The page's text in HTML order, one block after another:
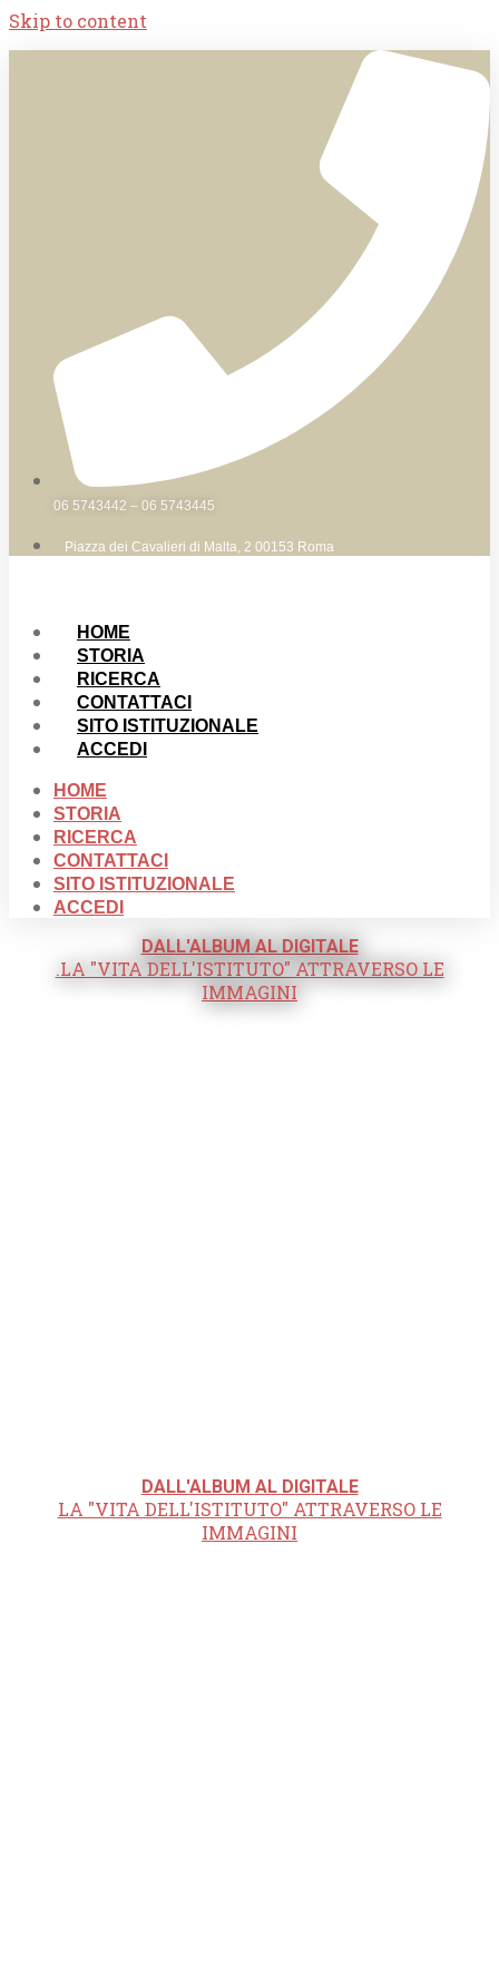
Skip to content
06 5743442 – 06 5743445
Piazza dei Cavalieri di Malta, 2 00153 Roma
HOME
STORIA
RICERCA
CONTATTACI
SITO ISTITUZIONALE
ACCEDI
HOME
STORIA
RICERCA
CONTATTACI
SITO ISTITUZIONALE
ACCEDI
DALL'ALBUM AL DIGITALE
.LA "VITA DELL'ISTITUTO" ATTRAVERSO LE
IMMAGINI
DALL'ALBUM AL DIGITALE
LA "VITA DELL'ISTITUTO" ATTRAVERSO LE
IMMAGINI